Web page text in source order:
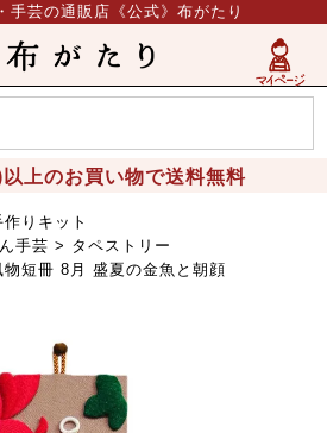
手芸の通販店《公式》布がたり
上のお買い物で送料無料
りキット
手芸
タペストリー
短冊 8月 盛夏の金魚と朝顔